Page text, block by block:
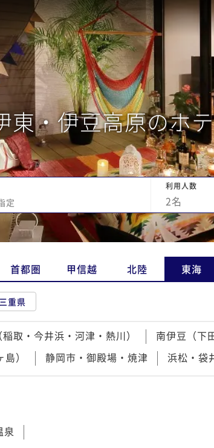
東・伊豆高原のホ
定
利用人数
2名
首都圏 甲信越 北陸 東海
三重県
取・今井浜・河津・熱川） 南伊豆（下
）
静岡市・御殿場・焼津 浜松・袋
泉